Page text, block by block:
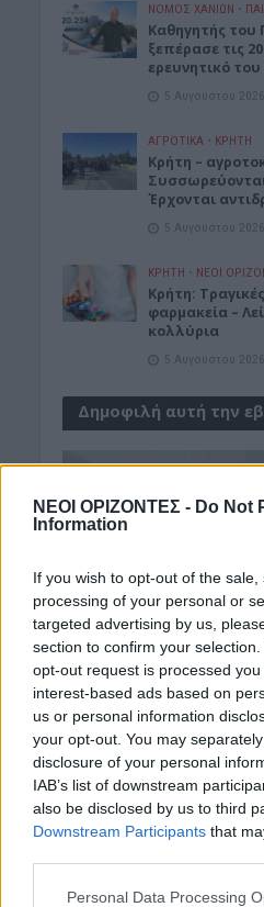
ΝΕΟΙ ΟΡΙΖΟΝΤΕΣ - Do Not
Information
If you wish to opt-out of the
processing of your personal or
targeted advertising by us,
section to confirm your
opt-out request is processed
interest-based ads based on
us or personal information
your opt-out. You may
disclosure of your personal
IAB’s list of downstream
also be disclosed by us to third
Downstream Participants that
Personal Data Processing
ΝΟΜΌΣ ΧΑΝΊΩΝ •
Καθηγητής του
ξεπέρασε τις
ερευνητικό του
5 Αυγούστου
ΑΓΡΟΤΙΚΑ • ΚΡΗΤΗ
Κρήτη –
Έρχονται
5 Αυγούστου
ΚΡΗΤΗ • ΝΕΟΙ
Κρήτη:
φαρμακεία –
κολλύρια
5 Αυγούστου
Δημοφιλή αυτή την